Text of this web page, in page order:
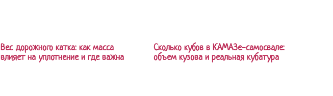
Вес дорожного катка: как масса
влияет на уплотнение и где важна
Сколько кубов в КАМАЗе-самосвале:
объем кузова и реальная кубатура